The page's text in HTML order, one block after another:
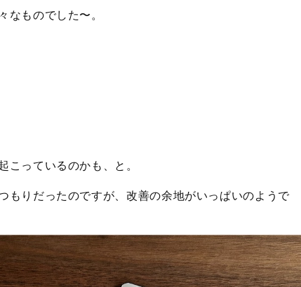
ものでした〜。
っているのかも、と。
もりだったのですが、改善の余地がいっぱいのようで